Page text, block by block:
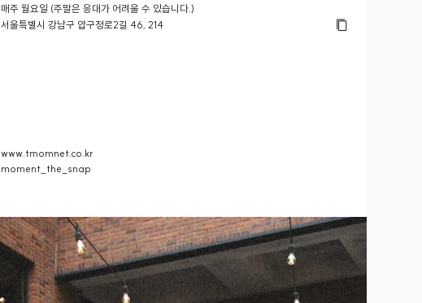
매주 월요일 (주말은 응대가 어려울 수 있습니다.)
서울특별시 강남구 압구정로2길 46, 214
www.tmomnet.co.kr
moment_the_snap